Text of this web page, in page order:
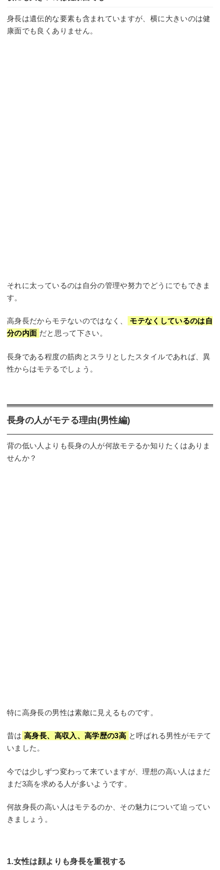
身長は遺伝的な要素も含まれていますが、横に大きいのは健
康面でも良くありません。
それに太っているのは自分の管理や努力でどうにでもできま
す。
高身長だからモテないのではなく、
モテなくしているのは自
分の内面 だと思って下さい。
長身である程度の筋肉とスラリとしたスタイルであれば、異
性からはモテるでしょう。
長身の人がモテる理由(男性編)
背の低い人よりも長身の人が何故モテるか知りたくはありま
せんか？
特に高身長の男性は素敵に見えるものです。
昔は 高身長、高収入、高学歴の3高 と呼ばれる男性がモテて
いました。
今では少しずつ変わって来ていますが、理想の高い人はまだ
まだ3高を求める人が多いようです。
何故身長の高い人はモテるのか、その魅力について迫ってい
きましょう。
1.女性は顔よりも身長を重視する